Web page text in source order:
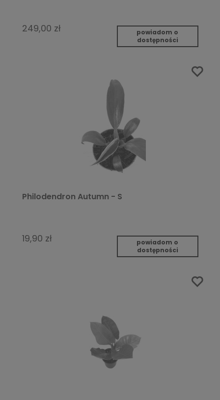
249,00 zł
powiadom o
dostępności
Philodendron Autumn - S
19,90 zł
powiadom o
dostępności